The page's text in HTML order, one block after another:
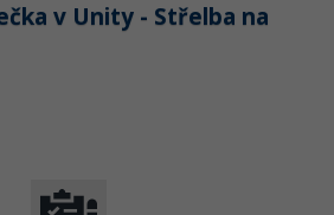
v Unity - Střelba na